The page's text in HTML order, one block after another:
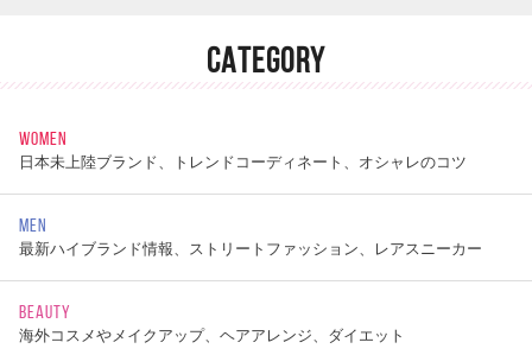
CATEGORY
WOMEN
日本未上陸ブランド、トレンドコーディネート、オシャレのコツ
MEN
最新ハイブランド情報、ストリートファッション、レアスニーカー
BEAUTY
海外コスメやメイクアップ、ヘアアレンジ、ダイエット